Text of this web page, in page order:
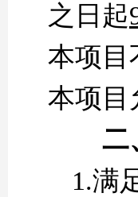
之日起
本项目
本项目
二
1.满